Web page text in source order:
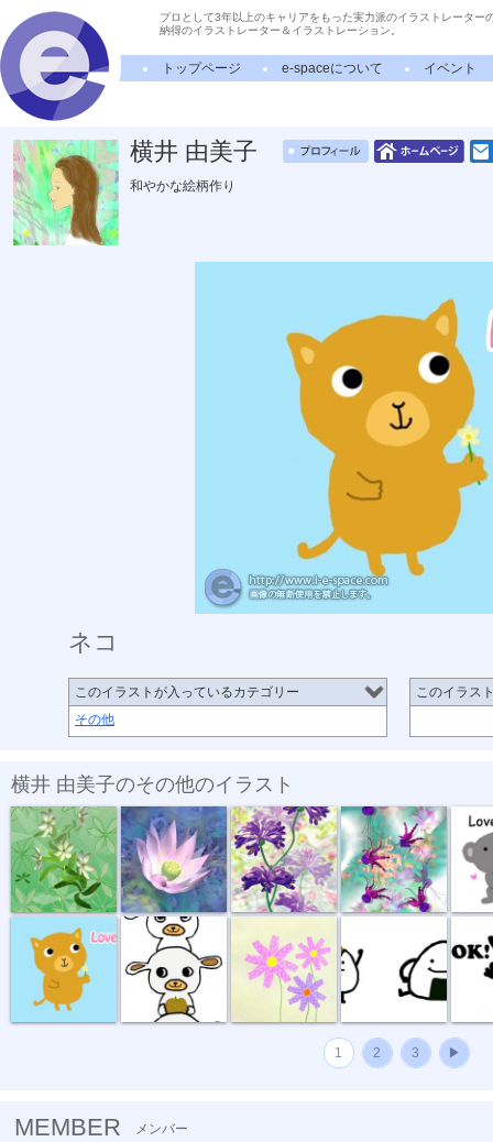
プロとして3年以上のキャリアをもった実力派のイラストレーター
納得のイラストレーター＆イラストレーション。
トップページ e-spaceについて イベント
横井 由美子
和やかな絵柄作り
ネコ
このイラストが入っているカテゴリー
その他
このイラス
横井 由美子のその他のイラスト
翠彩花 夢蓮 優風
ネコ 秋 ちよ君 コスモス おにぎりヨネ君 フレ
1 2 3 ▶
MEMBER メンバー